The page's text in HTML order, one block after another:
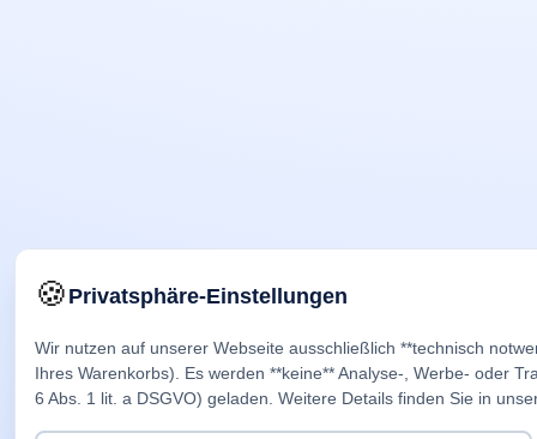
🍪Privatsphäre-Einstellungen
Wir nutzen auf unserer Webseite ausschließlich **technisch
Ihres Warenkorbs). Es werden **keine** Analyse-, Werbe- oder
6 Abs. 1 lit. a DSGVO) geladen. Weitere Details finden Sie in